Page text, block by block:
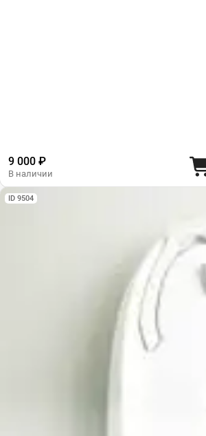
9 000 ₽
В наличии
ID 9504